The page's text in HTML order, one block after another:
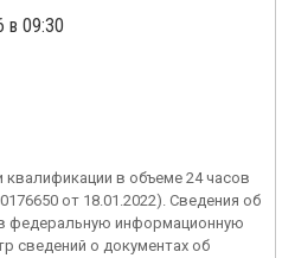
в 09:30
в объеме 24 часов
от 18.01.2022). Сведения об
федеральную информационную
сведений о документах об